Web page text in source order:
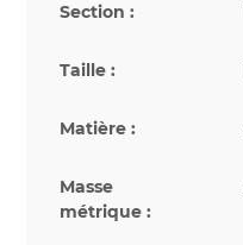
Section :
Taille :
Matière :
Masse
métrique :